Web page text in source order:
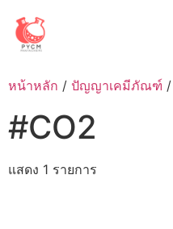
content
หน้าหลัก / ปัญญาเคมีภัณฑ์
#CO2
แสดง 1 รายการ